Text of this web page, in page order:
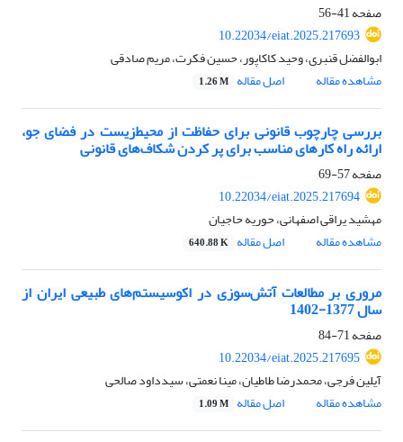
صفحه41-56
10.22034/eiat.2025.217693
ابوالفضل قنبری، وحید کاکاپور، حسین فکرت، مریم صادقی
مشاهده مقاله
اصل مقاله 1.26 M
بررسی چارچوب قانونی برای حفاظت از محیط‌زیست در فضای جو،
ارائه راه کارهای مناسب برای پر کردن شکاف‌های قانونی
صفحه57-69
10.22034/eiat.2025.217694
مهشید یراقی اصفهانی، حوریه حاجیان
مشاهده مقاله
اصل مقاله 640.88 K
مروری بر مطالعات آتش‌سوزی در اکوسیستم‌های طبیعی ایران از
سال 1377-1402
صفحه71-84
10.22034/eiat.2025.217695
آیلین فرجی، محمدرضا طاطیان، مینا نعمتی، سیدداود صالحی
مشاهده مقاله
اصل مقاله 1.09 M